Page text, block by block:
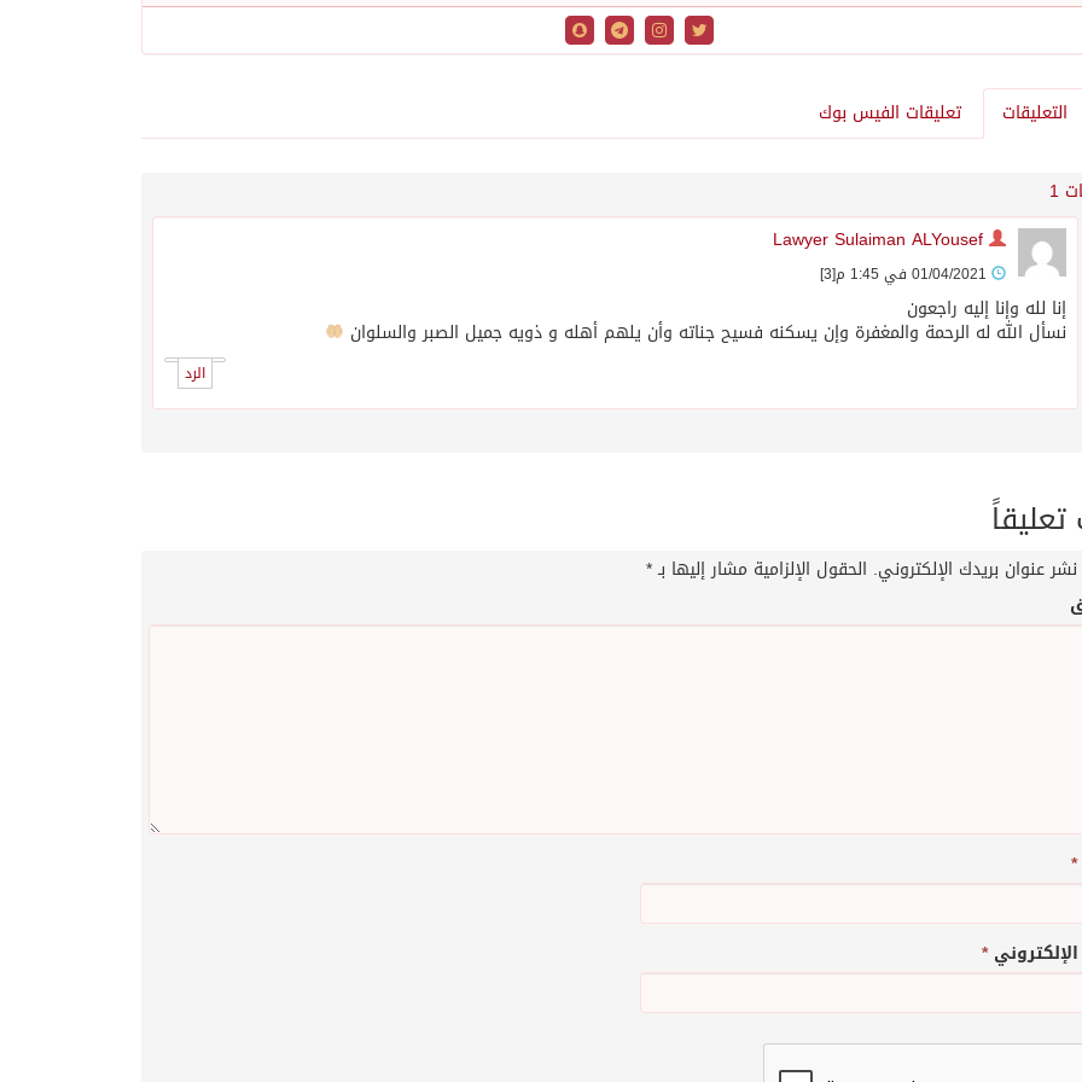
التعليقات تعليقات الفيس بوك
1
[3]
إنا لله وإنا إليه راجعون
نسأل الله له الرحمة والمغفرة وإن يسكنه فسيح جناته وأن يلهم أهله و ذويه جميل الصبر والسلوان
الرد
عنوان بريدك الإلكتروني. الحقول الإلزامية مشار إليها بـ*
*
الإلكتروني*